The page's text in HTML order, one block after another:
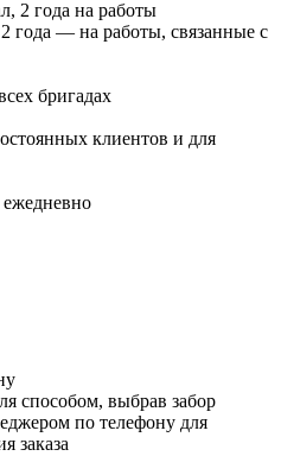
года — на работы, связанные с
бригадах
клиентов и для
способом, выбрав забор
по телефону для
заказа